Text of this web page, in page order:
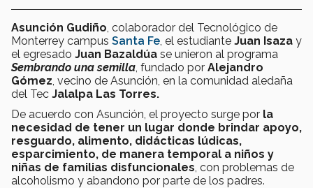
Asunción Gudiño , colaborador del Tecnológico de
Monterrey campus Santa Fe , el estudiante Juan Isaza y
el egresado Juan Bazaldúa se unieron al programa
Sembrando una semilla , fundado por Alejandro
Gómez , vecino de Asunción, en la comunidad aledaña
del Tec Jalalpa Las Torres.
De acuerdo con Asunción, el proyecto surge por la
necesidad de tener un lugar donde brindar apoyo,
resguardo, alimento, didácticas lúdicas,
esparcimiento, de manera temporal a niños y
niñas de familias disfuncionales , con problemas de
alcoholismo y abandono por parte de los padres.